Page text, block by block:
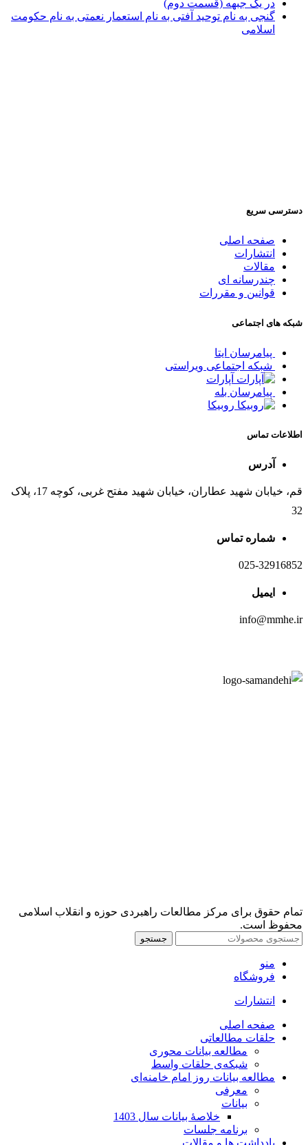
در یک جبهه (قسمت دوم)
گنجی به نام توحید آفتی به نام استعمار نعمتی به نام حکومت
اسلامی
دسترسی سریع
صفحه اصلی
انتشارات
مقالات
چندرسانه ای
قوانین و مقررات
شبکه های اجتماعی
پیامرسان ایتا
شبکه اجتماعی ویراستی
آپارات
پیامرسان بله
روبیکا
اطلاعات تماس
آدرس
قم، خیابان شهید عطاران، خیابان شهید مفتح غربی، کوچه 17، پلاک
32
شماره تماس
025-32916852
ایمیل
info@mmhe.ir
تمام حقوق برای مرکز مطالعات راهبردی حوزه و انقلاب اسلامی
محفوظ است.
جستجو
منو
فروشگاه
انتشارات
صفحه اصلی
حلقات مطالعاتی
مطالعه بیانات محوری
شبکه‌ی حلقات واسط
مطالعه بیانات روز امام خامنه‌ای
معرفی
بیانات
خلاصۀ بیانات سال 1403
برنامه جلسات